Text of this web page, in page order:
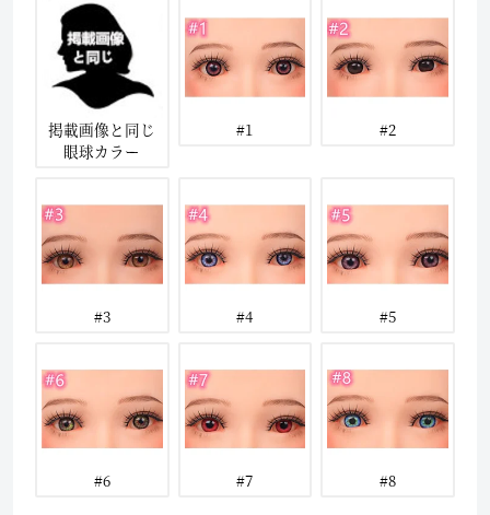
掲載画像と同じ
眼球カラー
#1 #2
#3 #4 #5
#6 #7 #8